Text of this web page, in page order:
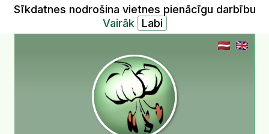
Sīkdatnes nodrošina vietnes pienācīgu darbību
Vairāk